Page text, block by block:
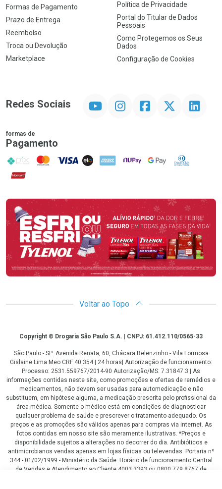
Formas de Pagamento
Prazo de Entrega
Reembolso
Troca ou Devolução
Marketplace
Política de Privacidade
Portal do Titular de Dados
Pessoais
Como Protegemos os Seus
Dados
Configuração de Cookies
Redes Sociais InstagramFacebookTwitter Linkedin
formas de
Pagamento
PIX MasterCard
VISA ELO AMEX NuPay Google PayDiners Club
Hipercard
Promoção em Destaque
Voltar ao Topo
CopyrightCopyright © Drogaria São Paulo S.A. | CNPJ: 61.412.110/0565-33
São Paulo - SP: Avenida Renata, 60, Chácara Belenzinho - Vila Formosa
Gislaine Lima Meo CRF 40.354 | 24 horas| Autorização de funcionamento:
Processo: 2531.559767/2014-90 Autorização/MS: 7.31847.3 | As
informações contidas neste site, como promoções e ofertas de remédios e
medicamentos, não devem ser usadas para automedicação e não
substituem, em hipótese alguma, a medicação prescrita pelo profissional da
área médica. Somente o médico está em condições de diagnosticar
qualquer problema de saúde e prescrever o tratamento adequado. Os
preços e as promoções são válidos apenas para compras via internet. As
fotos contidas em nosso site são meramente ilustrativas. *Preços e
disponibilidade sujeitos a alterações no decorrer do dia. Antibióticos e
antimicrobianos vendas apenas em lojas físicas ou televendas. Portaria nº
344 - 01/02/1999 - Ministério da Saúde. Horário de funcionamento Central
de Vendas e Atendimento ao Cliente 4003 3393 ou 0800 779 8767 de